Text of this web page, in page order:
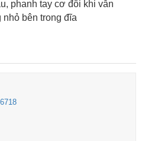
phanh tay cơ đôi khi vẫn
nhỏ bên trong đĩa